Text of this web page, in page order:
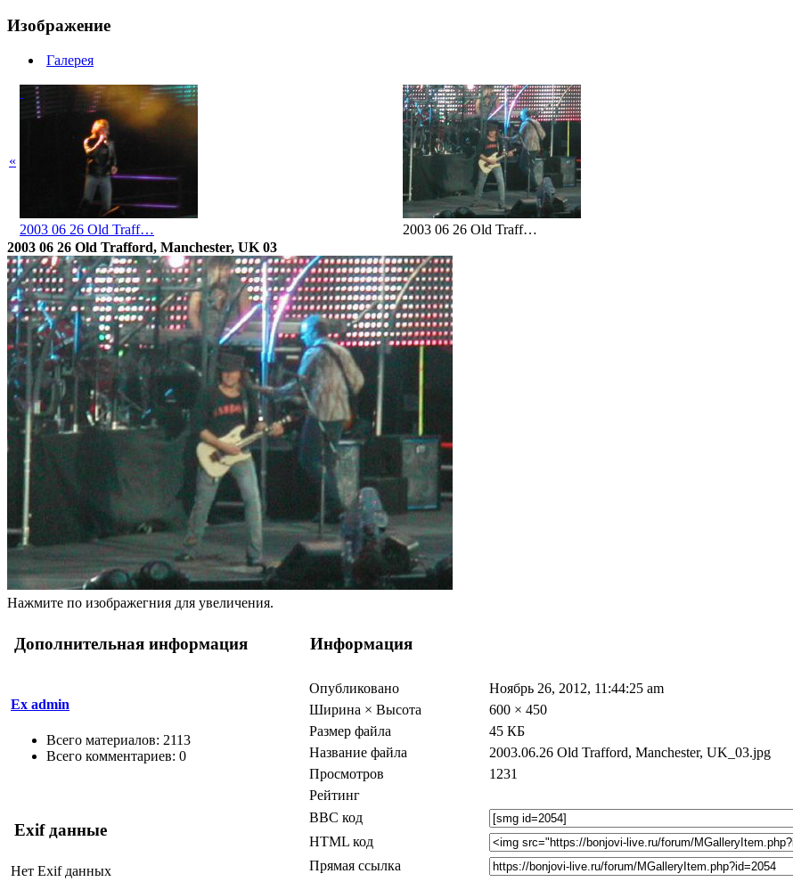
Изображение
Галерея
«
2003 06 26 Old Traff… 2003 06 26 Old Traff…
2003 06 26 Old Trafford, Manchester, UK 03
Нажмите по изображегния для увеличения.
Дополнительная информация Информация
Ex admin
Всего материалов: 2113
Всего комментариев: 0
Опубликовано
Ноябрь 26, 2012, 11:44:25 am
Ширина × Высота
600 × 450
Размер файла
45 КБ
Название файла
2003.06.26 Old Trafford, Manchester, UK_03.jpg
Просмотров
1231
Рейтинг
BBC код
HTML код
Прямая ссылка
Exif данные
Нет Exif данных